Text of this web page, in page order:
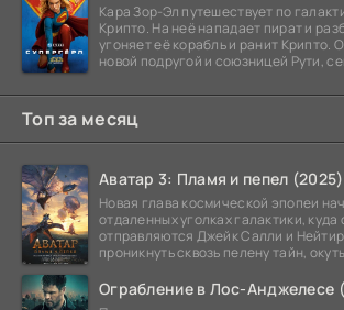
Кара Зор-Эл путешествует по
Крипто. На неё нападает пират и
угоняет её корабль и ранит Крипто.
новой подругой и союзницей Рути,
Топ за месяц
Аватар 3: Пламя и пепел (2025)
Новая глава космической эпопеи
отдаленных уголках галактики, куда
отправляются Джейк Салли и
проникнуть сквозь пелену тайн,
Ограбление в Лос-Анджелесе